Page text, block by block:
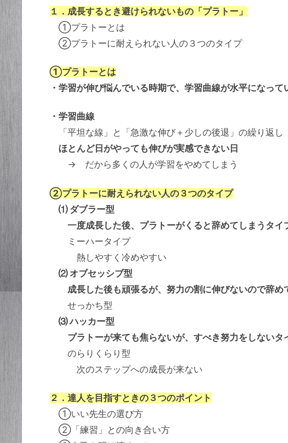
１．成長するとき避けられないもの「プラトー」
①プラトーとは
②プラトーに耐えられない人の３つのタイプ
①プラトーとは
・学習が伸び悩んでいる時期で、学習曲線が水平になって
・学習曲線
「平坦な線」と「急激な伸び＋少しの後退」の繰り返し
ほとんど日がやっても伸びが実感できない日
→ だから多くの人が学習をやめてしまう
②プラトーに耐えられない人の３つのタイプ
⑴ ダブラー型
一度成長した後、プラトーがくると辞めてしまうタイ
ミーハータイプ
熱しやすく冷めやすい
⑵ オブセッシブ型
成長した後も頑張るが、努力の割に伸びないので辞め
せっかち型
⑶ ハッカー型
プラトーが来ても焦らないが、すべき努力をしないタ
のらりくらり型
次のステップへの成長が来ない
２．達人を目指すときの３つのポイント
①いい先生の選び方
②「練習」との向き合い方